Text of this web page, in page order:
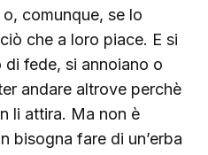
comunque, se lo
che a loro piace. E si
di fede, si annoiano o
andare altrove perchè
li attira. Ma non è
bisogna fare di un’erba